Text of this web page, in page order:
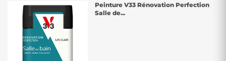
Peinture V33 Rénovation Perfection
Salle de...